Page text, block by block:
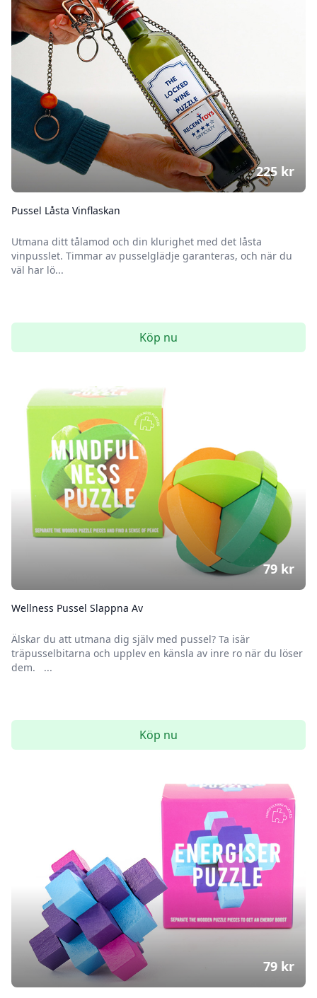
Pussel Låsta Vinflaskan
Utmana ditt tålamod och din klurighet med det låsta
vinpusslet. Timmar av pusselglädje garanteras, och när du
väl har lö...
225 kr
Köp nu
Wellness Pussel Slappna Av
Älskar du att utmana dig själv med pussel? Ta isär
träpusselbitarna och upplev en känsla av inre ro när du löser
dem. ...
79 kr
Köp nu
79 kr